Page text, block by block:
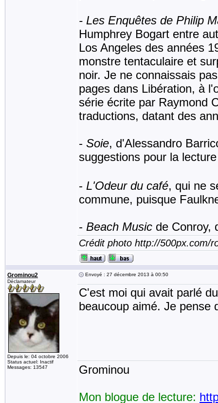
- Les Enquêtes de Philip
Humphrey Bogart entre
Los Angeles des années
monstre tentaculaire et
noir. Je ne connaissais
pages dans Libération, à
série écrite par Raymond
traductions, datant des
- Soie, d'Alessandro
suggestions pour la
- L'Odeur du café, qui ne
commune, puisque
- Beach Music de Conroy,
Crédit photo http://500px.com/
Grominou2
Déclamateur
Depuis le: 04 octobre 2006
Status actuel: Inactif
Messages: 13547
Envoyé : 27 décembre 2013 à 00:50
C'est moi qui avait parlé
beaucoup aimé. Je pense
Grominou
Mon blogue de lecture: